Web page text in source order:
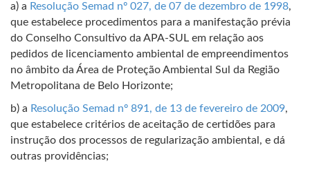
a) a Resolução Semad nº 027, de 07 de dezembro de 1998,
que estabelece procedimentos para a manifestação prévia
do Conselho Consultivo da APA-SUL em relação aos
pedidos de licenciamento ambiental de empreendimentos
no âmbito da Área de Proteção Ambiental Sul da Região
Metropolitana de Belo Horizonte;
b) a Resolução Semad nº 891, de 13 de fevereiro de 2009,
que estabelece critérios de aceitação de certidões para
instrução dos processos de regularização ambiental, e dá
outras providências;